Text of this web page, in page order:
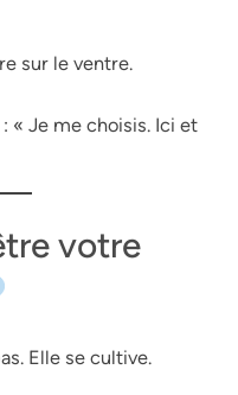
sur le ventre.
« Je me choisis. Ici et
votre
Elle se cultive.